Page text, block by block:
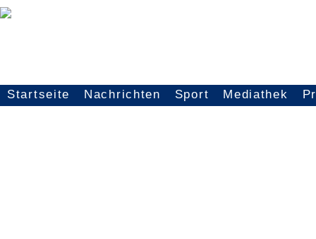
Seitennavigation
Startseite Nachrichten Sport Mediathek